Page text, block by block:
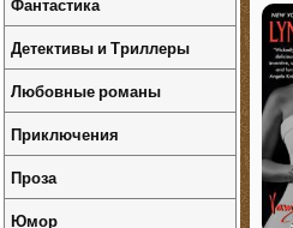
Детективы и Триллеры
Любовные романы
Приключения
Проза
Юмор